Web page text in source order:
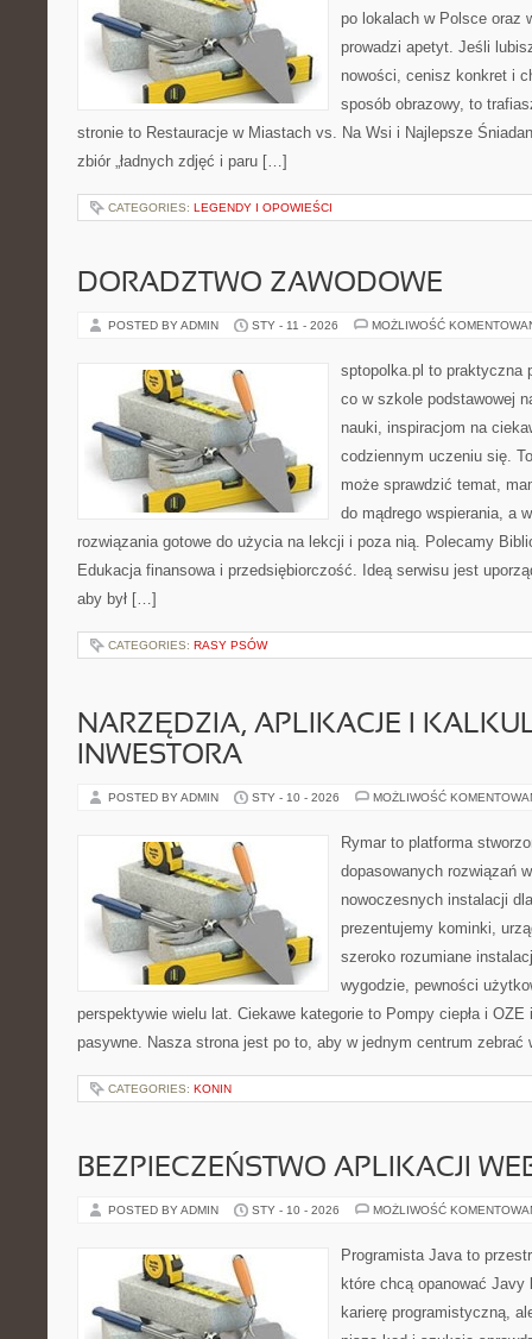
po lokalach w Polsce oraz
prowadzi apetyt. Jeśli
nowości, cenisz konkret i
sposób obrazowy, to
stronie to Restauracje w Miastach vs. Na Wsi i Najlepsze
zbiór „ładnych zdjęć i paru […]
CATEGORIES: LEGENDY I OPOWIEŚCI
DORADZTWO ZAWODOWE
POSTED BY ADMIN STY - 11 - 2026 MOŻLIWOŚĆ
sptopolka.pl to praktyczna
co w szkole podstawowej
nauki, inspiracjom na
codziennym uczeniu się.
może sprawdzić temat,
do mądrego wspierania, a
rozwiązania gotowe do użycia na lekcji i poza nią. Polecamy
Edukacja finansowa i przedsiębiorczość. Ideą serwisu jest
aby był […]
CATEGORIES: RASY PSÓW
NARZĘDZIA, APLIKACJE I
INWESTORA
POSTED BY ADMIN STY - 10 - 2026 MOŻLIWOŚĆ
Rymar to platforma
dopasowanych rozwiązań
nowoczesnych instalacji
prezentujemy kominki,
szeroko rozumiane
wygodzie, pewności
perspektywie wielu lat. Ciekawe kategorie to Pompy ciepła i
pasywne. Nasza strona jest po to, aby w jednym centrum
CATEGORIES: KONIN
BEZPIECZEŃSTWO APLIKACJI
POSTED BY ADMIN STY - 10 - 2026 MOŻLIWOŚĆ
Programista Java to
które chcą opanować
karierę programistyczną,